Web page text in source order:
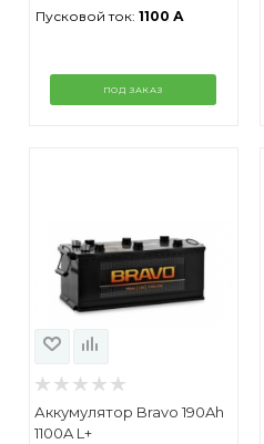
Пусковой ток: 1100 А
ПОД ЗАКАЗ
Аккумулятор Bravo 190Ah
1100A L+